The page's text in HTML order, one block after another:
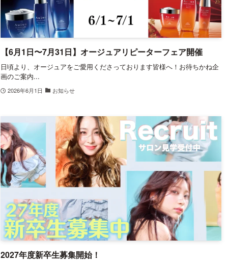
【6月1日〜7月31日】オージュアリピーターフェア開催
日頃より、オージュアをご愛用くださっております皆様へ！お待ちかね企
画のご案内...
2026年6月1日 お知らせ
2027年度新卒生募集開始！